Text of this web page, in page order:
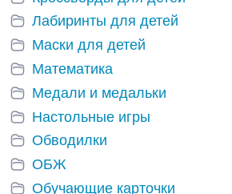
Лабиринты для детей
Маски для детей
Математика
Медали и медальки
Настольные игры
Обводилки
ОБЖ
Обучающие карточки